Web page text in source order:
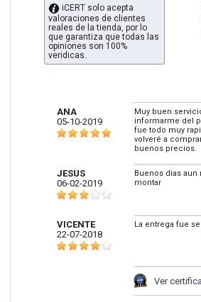
iCERT solo acepta
valoraciones de clientes
reales de la tienda, por lo
que garantiza que todas las
opiniones son 100%
veridicas.
ANA
05-10-2019
Muy buen
informarme del
fue todo muy
volveré a
buenos precios.
JESUS
06-02-2019
Buenos dias aun
montar
VICENTE
22-07-2018
La entrega fue
Ver